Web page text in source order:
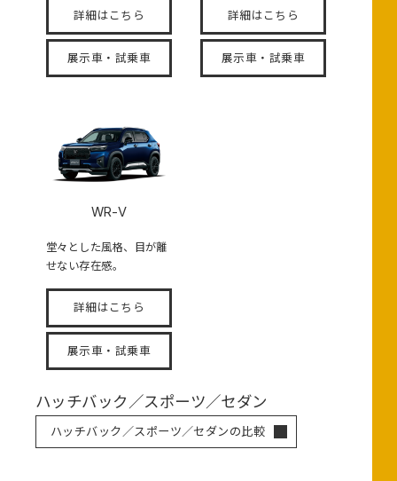
詳細はこちら
展示車・試乗車
詳細はこちら
展示車・試乗車
WR-V
堂々とした風格、目が離
せない存在感。
詳細はこちら
展示車・試乗車
ハッチバック／スポーツ／セダン
ハッチバック／スポーツ／セダンの比較